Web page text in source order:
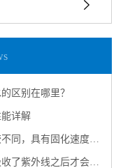
区别在哪里？
详解
固化速度和深度佳，反应可控
发生固化的树脂，在很多领域都有应用